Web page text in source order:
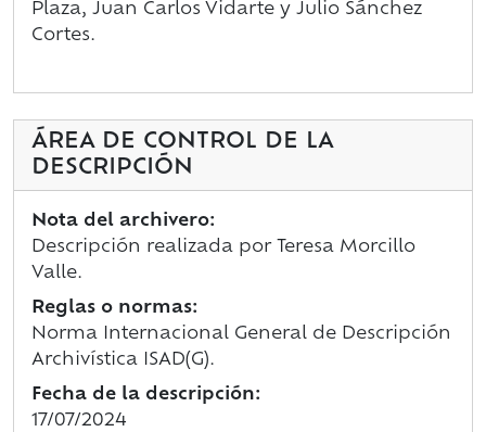
Plaza, Juan Carlos Vidarte y Julio Sánchez
Cortes.
ÁREA DE CONTROL DE LA
DESCRIPCIÓN
Nota del archivero:
Descripción realizada por Teresa Morcillo
Valle.
Reglas o normas:
Norma Internacional General de Descripción
Archivística ISAD(G).
Fecha de la descripción:
17/07/2024